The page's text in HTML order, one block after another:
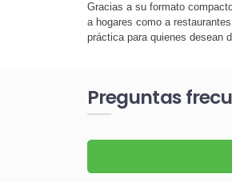
Gracias a su formato
a hogares como a
práctica para quienes desean
Preguntas